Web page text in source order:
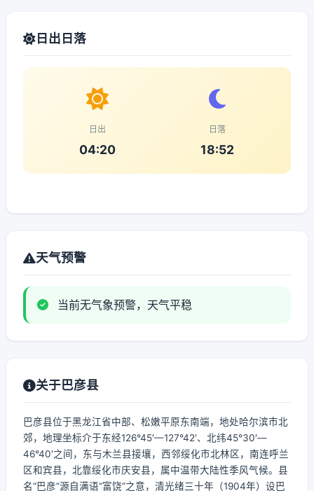
日出日落
日出
04:20
日落
18:52
天气预警
当前无气象预警，天气平稳
关于巴彦县
巴彦县位于黑龙江省中部、松嫩平原东南端，地处哈尔滨市北
郊，地理坐标介于东经126°45′—127°42′、北纬45°30′—
46°40′之间，东与木兰县接壤，西邻绥化市北林区，南连呼兰
区和宾县，北靠绥化市庆安县，属中温带大陆性季风气候。县
名“巴彦”源自满语“富饶”之意，清光绪三十年（1904年）设巴